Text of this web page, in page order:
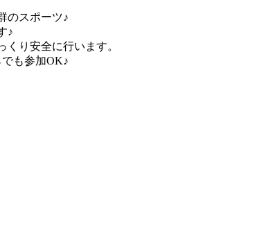
のスポーツ♪
♪
り安全に行います。
も参加OK♪